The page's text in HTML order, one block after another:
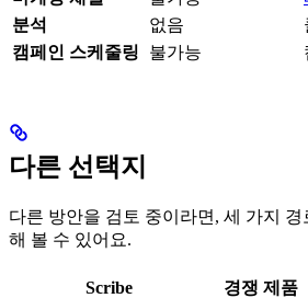
분석
없음
캠페인 스케줄링
불가능
다른 선택지
다른 방안을 검토 중이라면, 세 가지
해 볼 수 있어요.
Scribe 경쟁 제품